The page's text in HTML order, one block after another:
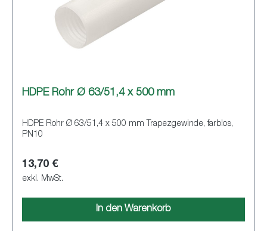
HDPE Rohr Ø 63/51,4 x 500 mm
HDPE Rohr Ø 63/51,4 x 500 mm Trapezgewinde, farblos,
PN10
13,70 €
exkl. MwSt.
In den Warenkorb